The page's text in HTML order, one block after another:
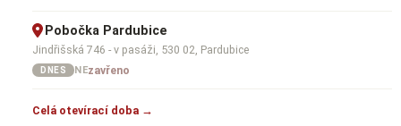
Pobočka Pardubice
Jindřišská 746 - v pasáži, 530 02, Pardubice
DNES NEzavřeno
Celá otevírací doba →